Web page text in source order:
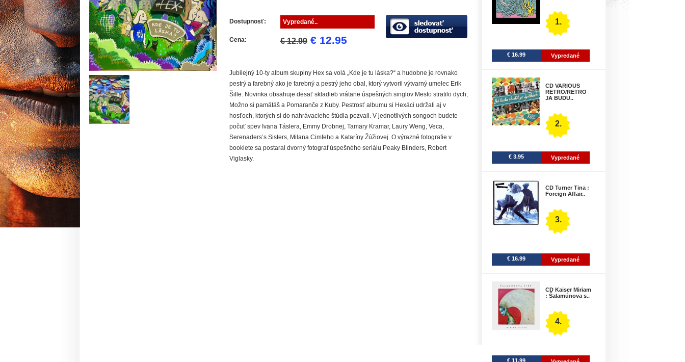
Dostupnosť: Vypredané..
Cena: € 12.99 € 12.95
Jubilejný 10-ty album skupiny Hex sa volá „Kde je tu láska?“ a hudobne je rovnako
pestrý a farebný ako je farebný a pestrý jeho obal, ktorý vytvoril výtvarný umelec Erik
Šille. Novinka obsahuje desať skladieb vrátane úspešných singlov Mesto stratilo dych,
Možno si pamätáš a Pomaranče z Kuby. Pestrosť albumu si Hexáci udržali aj v
hosťoch, ktorých si do nahrávacieho štúdia pozvali. V jednotlivých songoch budete
počuť spev Ivana Táslera, Emmy Drobnej, Tamary Kramar, Laury Weng, Veca,
Serenaders’s Sisters, Milana Cimfeho a Kataríny Žúžiovej. O výrazné fotografie v
booklete sa postaral dvorný fotograf úspešného seriálu Peaky Blinders, Robert
Viglasky.
1.
€ 16.99 Vypredané
CD VARIOUS
RETRO/RETRO
JA BUDU..
2.
€ 3.95 Vypredané
CD Turner Tina :
Foreign Affair..
3.
€ 16.99 Vypredané
CD Kaiser Miriam
: Šalamúnova s..
4.
€ 11.99